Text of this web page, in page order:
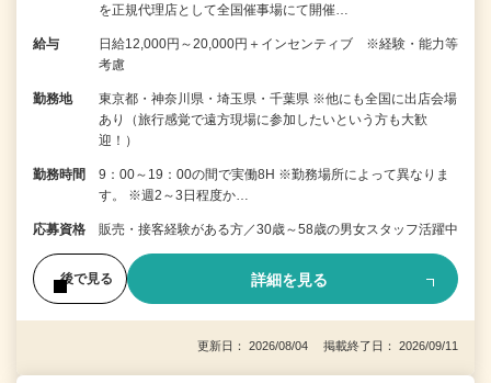
を正規代理店として全国催事場にて開催…
給与
日給12,000円～20,000円＋インセンティブ ※経験・能力等
考慮
勤務地
東京都・神奈川県・埼玉県・千葉県 ※他にも全国に出店会場
あり（旅行感覚で遠方現場に参加したいという方も大歓
迎！）
勤務時間
9：00～19：00の間で実働8H ※勤務場所によって異なりま
す。 ※週2～3日程度か…
応募資格 販売・接客経験がある方／30歳～58歳の男女スタッフ活躍中
後で見る 詳細を見る
更新日： 2026/08/04 掲載終了日： 2026/09/11